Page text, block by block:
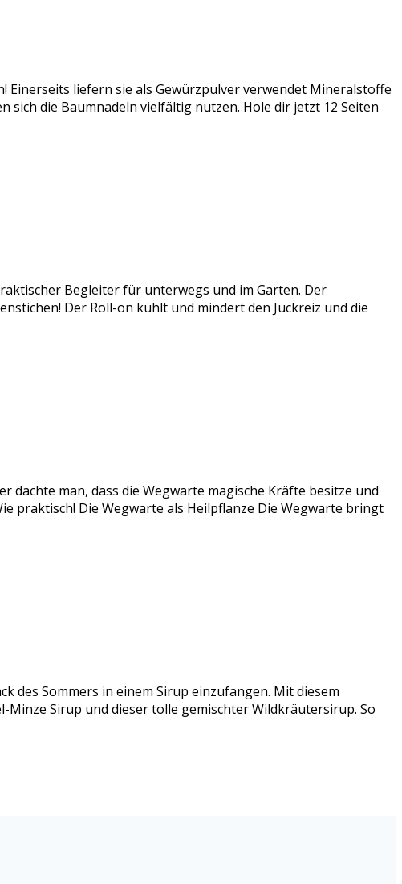
Einerseits liefern sie als Gewürzpulver verwendet Mineralstoffe
sich die Baumnadeln vielfältig nutzen. Hole dir jetzt 12 Seiten
Begleiter für unterwegs und im Garten. Der
Der Roll-on kühlt und mindert den Juckreiz und die
man, dass die Wegwarte magische Kräfte besitze und
praktisch! Die Wegwarte als Heilpflanze Die Wegwarte bringt
des Sommers in einem Sirup einzufangen. Mit diesem
Sirup und dieser tolle gemischter Wildkräutersirup. So